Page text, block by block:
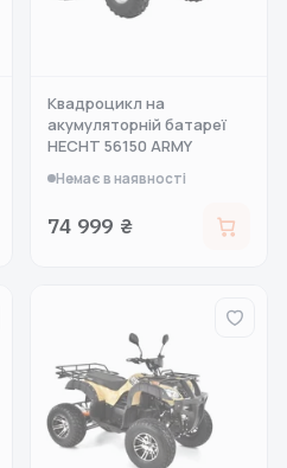
Квадроцикл на
акумуляторній батареї
HECHT 56150 ARMY
Немає в наявності
74 999 ₴